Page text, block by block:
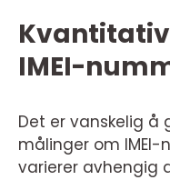
IMEI-
Det er vanskelig å
målinger om IMEI-
varierer avhengig